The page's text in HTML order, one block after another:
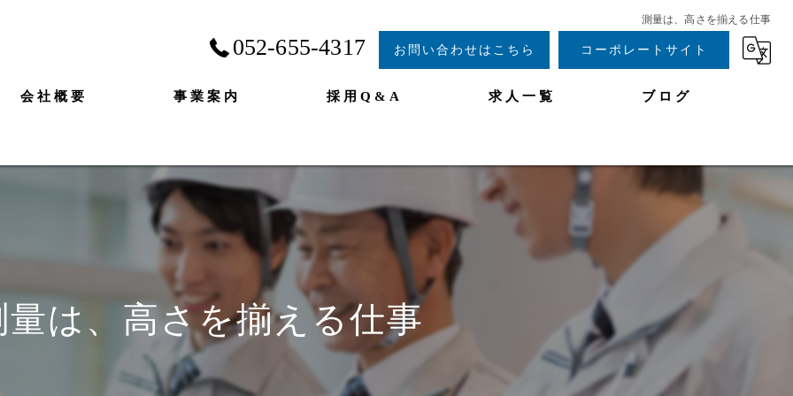
測量は、高さを揃える仕事
052-655-4317 お問い合わせはこちら コーポレートサイト
会社概要 事業案内 採用Q&A 求人一覧 ブログ
量は、高さを揃える仕事